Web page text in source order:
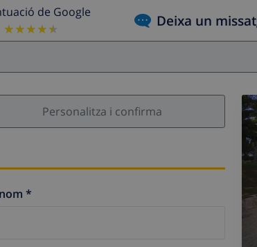
de Google
★★★★★
★★★★★ Deixa un
Personalitza i confirma
*